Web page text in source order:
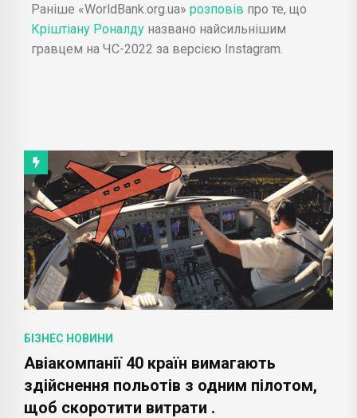
Раніше «WorldBank.org.ua» розповів про те, що
Кріштіану Роналду названо найсильнішим
гравцем на ЧС-2022 за версією Instagram.
БІЗНЕС НОВИНИ
Авіакомпанії 40 країн вимагають
здійснення польотів з одним пілотом,
щоб скоротити витрати .